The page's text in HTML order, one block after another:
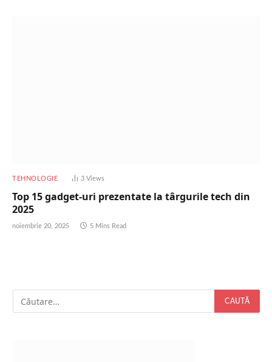
TEHNOLOGIE 3 Views
Top 15 gadget-uri prezentate la târgurile tech din
2025
noiembrie 20, 2025 5 Mins Read